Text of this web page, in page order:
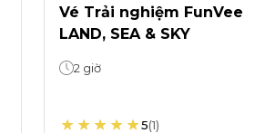
Vé Trải nghiệm FunVee
LAND, SEA & SKY
2 giờ
5(1)